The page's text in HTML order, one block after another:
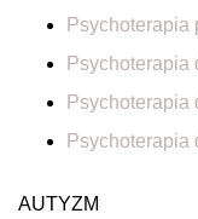
Psychoterapia
Psychoterapia
Psychoterapia
Psychoterapia
AUTYZM